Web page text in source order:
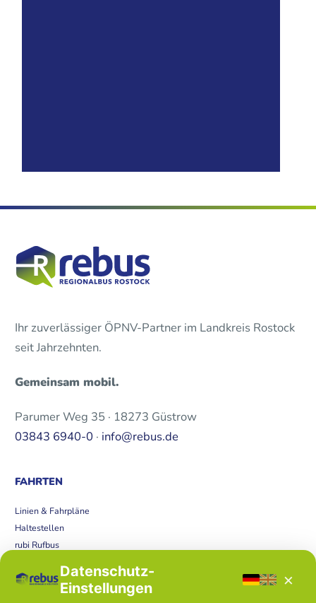
Ihr zuverlässiger ÖPNV-Partner im Landkreis Rostock
seit Jahrzehnten.
Gemeinsam mobil.
Parumer Weg 35 · 18273 Güstrow
03843 6940-0 · info@rebus.de
FAHRTEN
Linien & Fahrpläne
Haltestellen
rubi Rufbus
Störungen Datenschutz-
Einstellungen
×